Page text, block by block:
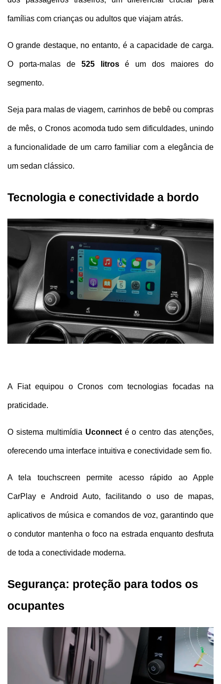
famílias com crianças ou adultos que viajam atrás.
O grande destaque, no entanto, é a capacidade de carga.
O porta-malas de 525 litros é um dos maiores do
segmento.
Seja para malas de viagem, carrinhos de bebê ou compras
de mês, o Cronos acomoda tudo sem dificuldades, unindo
a funcionalidade de um carro familiar com a elegância de
um sedan clássico.
Tecnologia e conectividade a bordo
A Fiat equipou o Cronos com tecnologias focadas na
praticidade.
O sistema multimídia Uconnect é o centro das atenções,
oferecendo uma interface intuitiva e conectividade sem fio.
A tela touchscreen permite acesso rápido ao Apple
CarPlay e Android Auto, facilitando o uso de mapas,
aplicativos de música e comandos de voz, garantindo que
o condutor mantenha o foco na estrada enquanto desfruta
de toda a conectividade moderna.
Segurança: proteção para todos os
ocupantes